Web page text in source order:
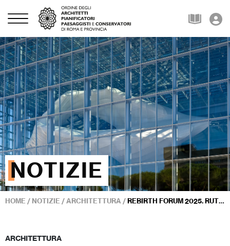
NOTIZIE
HOME / NOTIZIE /ARCHITETTURA /REBIRTH FORUM 2025. RUTELLI E LA CITTÀ CHE CAMBIA: «NON SI GOVERNA L’URBANO SENZA TRASFORMARLO»
ARCHITETTURA